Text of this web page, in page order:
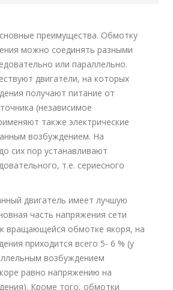
преимущества. Обмотку
можно соединять разными
или параллельно.
двигатели, на которых
получают питание от
(независимое
также электрические
возбуждением. На
сих пор устанавливают
т.е. сериесного
двигатель имеет лучшую
часть напряжения сети
вращающейся обмотке якоря, на
приходится всего 5- 6 % (у
возбуждением
равно напряжению на
Кроме того, обмотки